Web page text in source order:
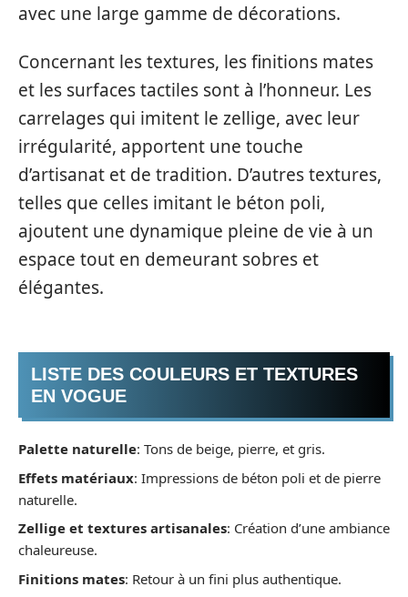
avec une large gamme de décorations.
Concernant les textures, les finitions mates
et les surfaces tactiles sont à l’honneur. Les
carrelages qui imitent le zellige, avec leur
irrégularité, apportent une touche
d’artisanat et de tradition. D’autres textures,
telles que celles imitant le béton poli,
ajoutent une dynamique pleine de vie à un
espace tout en demeurant sobres et
élégantes.
LISTE DES COULEURS ET TEXTURES
EN VOGUE
Palette naturelle: Tons de beige, pierre, et gris.
Effets matériaux: Impressions de béton poli et de pierre
naturelle.
Zellige et textures artisanales: Création d’une ambiance
chaleureuse.
Finitions mates: Retour à un fini plus authentique.